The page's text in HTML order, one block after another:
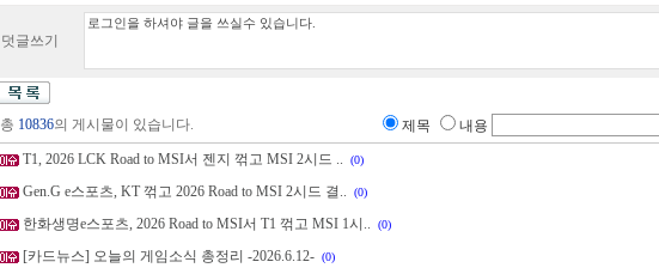
덧글쓰기
총 10836의 게시물이 있습니다. 제목
내용
T1, 2026 LCK Road to MSI서 젠지 꺾고 MSI 2시드 ..
(0)
Gen.G e스포츠, KT 꺾고 2026 Road to MSI 2시드 결..
(0)
한화생명e스포츠, 2026 Road to MSI서 T1 꺾고 MSI 1시..
(0)
[카드뉴스] 오늘의 게임소식 총정리 -2026.6.12- (0)